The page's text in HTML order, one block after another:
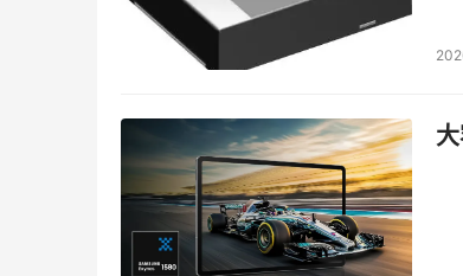
重新定义模块化存储市场：非凡的交
济型网络存储控制器很好地满足了企业
规模的客户都不得不应对日益复杂的存
世界一流的存储系统与先进的存储虚拟
理多个存储系统、提供异构远程镜像功
赖存储虚拟化解决方案，而日立数据现